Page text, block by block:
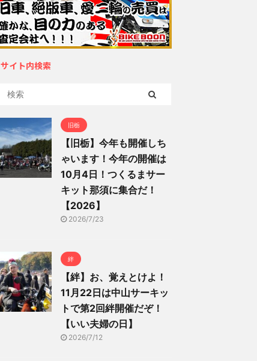
サイト内検索
旧栃
【旧栃】今年も開催しち
ゃいます！今年の開催は
10月4日！つくるまサー
キット那須に集合だ！
【2026】
2026/7/23
絆
【絆】お、覚えとけよ！
11月22日は中山サーキッ
トで第2回絆開催だぞ！
【いい夫婦の日】
2026/7/12